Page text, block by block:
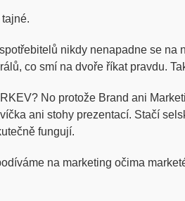
nikdy nenapadne se na
co smí na dvoře říkat pravdu.
No protože Brand ani
ani stohy prezentací. Stačí
fungují.
na marketing očima